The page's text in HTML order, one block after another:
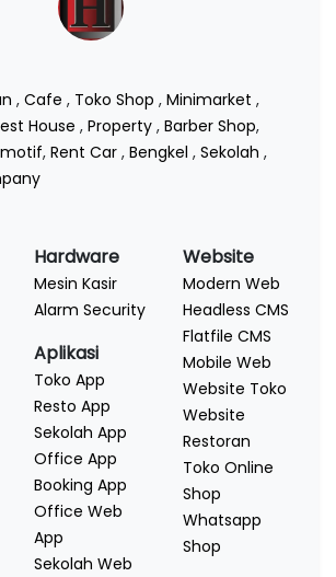
, Cafe , Toko Shop , Minimarket ,
House , Property , Barber Shop,
, Rent Car , Bengkel , Sekolah ,
Hardware
Mesin Kasir
Alarm Security
Aplikasi
Toko App
Resto App
Sekolah App
Office App
Booking App
Office Web
App
Sekolah Web
Website
Modern Web
Headless CMS
Flatfile CMS
Mobile Web
Website Toko
Website
Restoran
Toko Online
Shop
Whatsapp
Shop